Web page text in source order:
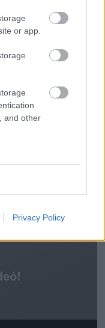
or app.
and other
Privacy Policy